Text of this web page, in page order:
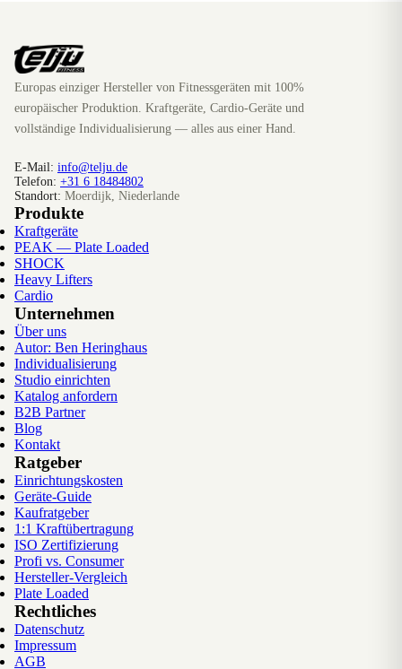
Europas einziger Hersteller von Fitnessgeräten mit 100%
europäischer Produktion. Kraftgeräte, Cardio-Geräte und
vollständige Individualisierung — alles aus einer Hand.
E-Mail: info@telju.de
Telefon: +31 6 18484802
Standort: Moerdijk, Niederlande
Produkte
Kraftgeräte
PEAK — Plate Loaded
SHOCK
Heavy Lifters
Cardio
Unternehmen
Über uns
Autor: Ben Heringhaus
Individualisierung
Studio einrichten
Katalog anfordern
B2B Partner
Blog
Kontakt
Ratgeber
Einrichtungskosten
Geräte-Guide
Kaufratgeber
1:1 Kraftübertragung
ISO Zertifizierung
Profi vs. Consumer
Hersteller-Vergleich
Plate Loaded
Rechtliches
Datenschutz
Impressum
AGB